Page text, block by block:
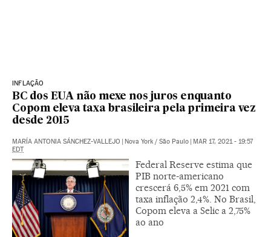
INFLAÇÃO
BC dos EUA não mexe nos juros enquanto
Copom eleva taxa brasileira pela primeira vez
desde 2015
MARÍA ANTONIA SÁNCHEZ-VALLEJO Nova York / São Paulo
MAR 17, 2021 - 19:57
EDT
Federal Reserve estima que
PIB norte-americano
crescerá 6,5% em 2021 com
taxa inflação 2,4%. No Brasil,
Copom eleva a Selic a 2,75%
ao ano